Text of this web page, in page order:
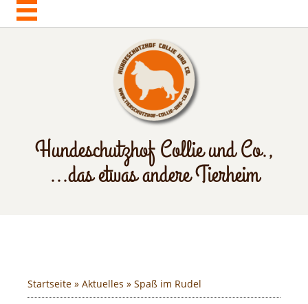
Hundeschutzhof Collie und Co.,
...das etwas andere Tierheim
Startseite » Aktuelles » Spaß im Rudel